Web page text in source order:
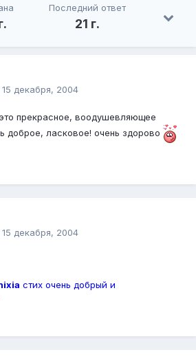
Последний ответ
21 г.
15 декабря, 2004
прекрасное, воодушевляющее
доброе, ласковое! очень здорово
15 декабря, 2004
стих очень добрый и